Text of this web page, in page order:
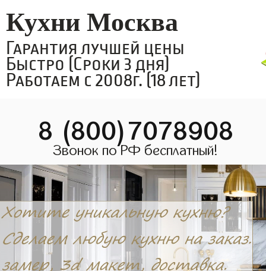
Кухни Москва
Гарантия лучшей цены
Быстро (Сроки 3 дня)
Работаем с 2008г. (18 лет)
8 (800)7078908
Звонок по РФ бесплатный!